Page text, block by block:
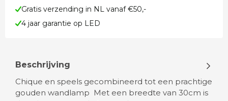
Gratis verzending in NL vanaf €50,-
4 jaar garantie op LED
Beschrijving
Chique en speels gecombineerd tot een prachtige
gouden wandlamp Met een breedte van 30cm is